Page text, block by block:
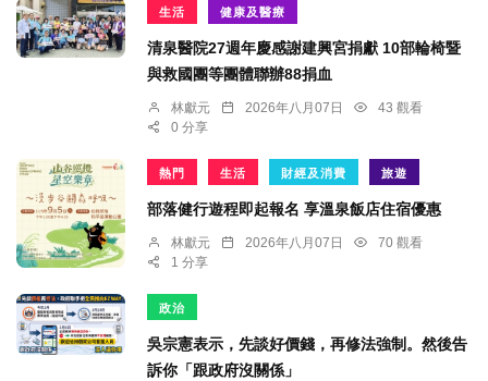
生活 健康及醫療
清泉醫院27週年慶感謝建興宮捐獻 10部輪椅暨
與救國團等團體聯辦88捐血
林獻元 2026年八月07日
43 觀看
0 分享
熱門 生活 財經及消費 旅遊
部落健行遊程即起報名 享溫泉飯店住宿優惠
林獻元 2026年八月07日
70 觀看
1 分享
政治
吳宗憲表示，先談好價錢，再修法強制。然後告
訴你「跟政府沒關係」